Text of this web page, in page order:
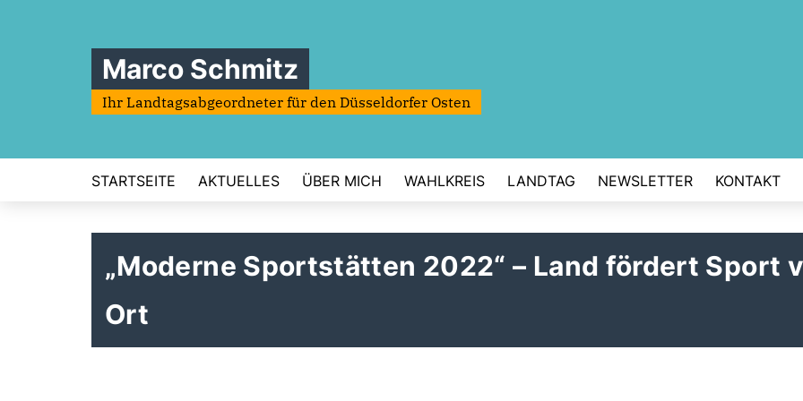
Marco Schmitz
Ihr Landtagsabgeordneter für den Düsseldorfer Osten
STARTSEITE AKTUELLES ÜBER MICH WAHLKREIS LANDTAG NEWSLETTER KONTAKT
Moderne Sportstätten 2022“ – Land fördert Sport
Ort